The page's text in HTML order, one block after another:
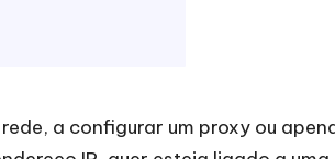
a configurar um proxy ou